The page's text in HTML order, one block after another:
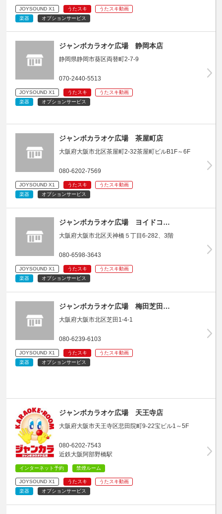
JOYSOUND X1 うたスキ
うたスキ動画
楽器
オプションサービス
ジャンボカラオケ広場 静岡本店
静岡県静岡市葵区両替町2-7-9
070-2440-5513
JOYSOUND X1 うたスキ
うたスキ動画
楽器
オプションサービス
ジャンボカラオケ広場 茶屋町店
大阪府大阪市北区茶屋町2-32茶屋町ビルB1F～6F
080-6202-7569
JOYSOUND X1 うたスキ
うたスキ動画
楽器
オプションサービス
ジャンボカラオケ広場 ヨイドコ…
大阪府大阪市北区天神橋５丁目6-282、3階
080-6598-3643
JOYSOUND X1 うたスキ
うたスキ動画
楽器
オプションサービス
ジャンボカラオケ広場 梅田芝田…
大阪府大阪市北区芝田1-4-1
080-6239-6103
JOYSOUND X1 うたスキ
うたスキ動画
楽器
オプションサービス
ジャンボカラオケ広場 天王寺店
大阪府大阪市天王寺区悲田院町9-22宝ビル1～5F
080-6202-7543
近鉄大阪阿部野橋駅
インターネット予約 禁煙ルーム
JOYSOUND X1 うたスキ
うたスキ動画
楽器
オプションサービス